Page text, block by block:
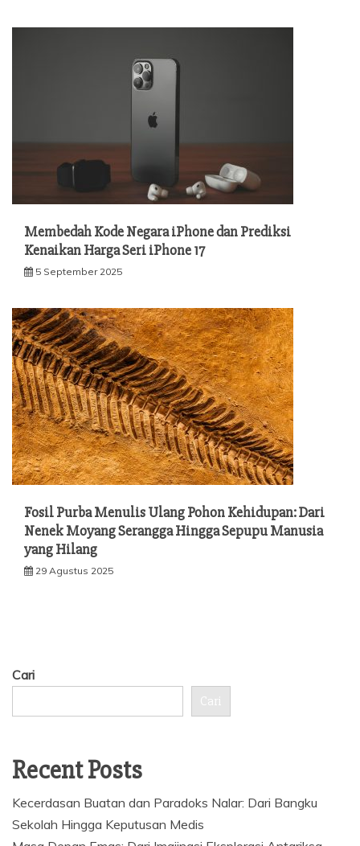
Membedah Kode Negara iPhone dan Prediksi
Kenaikan Harga Seri iPhone 17
5 September 2025
Fosil Purba Menulis Ulang Pohon Kehidupan: Dari
Nenek Moyang Serangga Hingga Sepupu Manusia
yang Hilang
29 Agustus 2025
Cari
Cari
Recent Posts
Kecerdasan Buatan dan Paradoks Nalar: Dari Bangku
Sekolah Hingga Keputusan Medis